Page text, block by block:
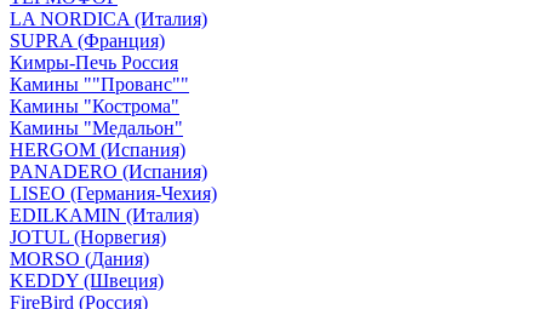
LA NORDICA (Италия)
SUPRA (Франция)
Кимры-Печь Россия
Камины ""Прованс""
Камины "Кострома"
Камины "Медальон"
HERGOM (Испания)
PANADERO (Испания)
LISEO (Германия-Чехия)
EDILKAMIN (Италия)
JOTUL (Норвегия)
MORSO (Дания)
KEDDY (Швеция)
FireBird (Россия)